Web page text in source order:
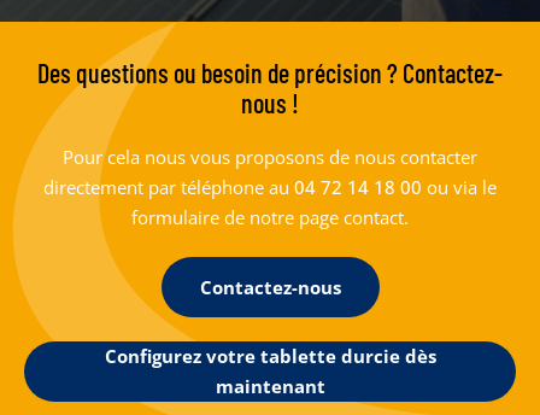
Des questions ou besoin de précision ? Contactez-
nous !
Pour cela nous vous proposons de nous contacter
directement par téléphone au 04 72 14 18 00 ou via le
formulaire de notre page contact.
Contactez-nous
Configurez votre tablette durcie dès
maintenant